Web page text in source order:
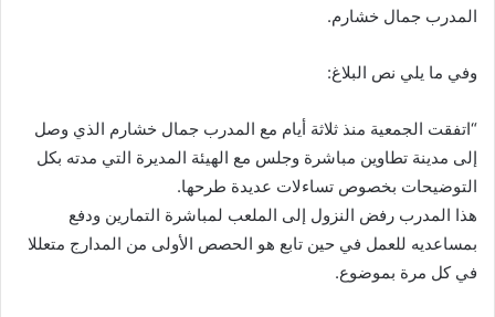
المدرب جمال خشارم.
وفي ما يلي نص البلاغ:
“اتفقت الجمعية منذ ثلاثة أيام مع المدرب جمال خشارم الذي وصل
إلى مدينة تطاوين مباشرة وجلس مع الهيئة المديرة التي مدته بكل
التوضيحات بخصوص تساءلات عديدة طرحها.
هذا المدرب رفض النزول إلى الملعب لمباشرة التمارين ودفع
بمساعديه للعمل في حين تابع هو الحصص الأولى من المدارج متعللا
في كل مرة بموضوع.